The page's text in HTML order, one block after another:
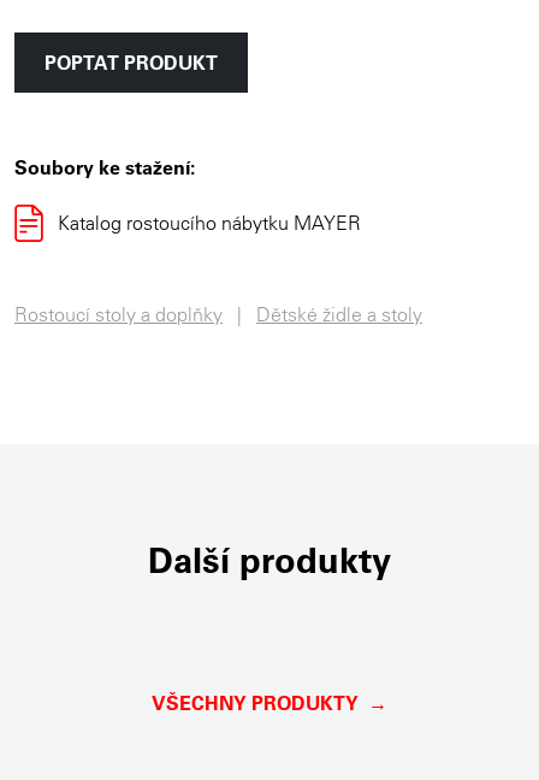
POPTAT PRODUKT
Soubory ke stažení:
Katalog rostoucího nábytku MAYER
Rostoucí stoly a doplňky Dětské židle a stoly
Další produkty
VŠECHNY PRODUKTY